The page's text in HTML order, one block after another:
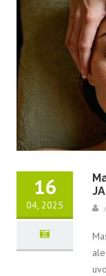
16
04, 2025
JA
/